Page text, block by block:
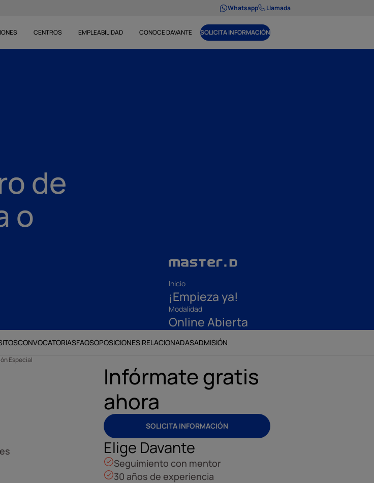
Whatsapp Llamada
CENTROS EMPLEABILIDAD CONOCE DAVANTE SOLICITA INFORMACIÓN
de
o
Inicio
¡Empieza ya!
Modalidad
Online Abierta
CONVOCATORIASFAQSOPOSICIONES RELACIONADASADMISIÓN
Especial
Infórmate gratis
ahora
SOLICITA INFORMACIÓN
Elige Davante
Seguimiento con mentor
30 años de experiencia